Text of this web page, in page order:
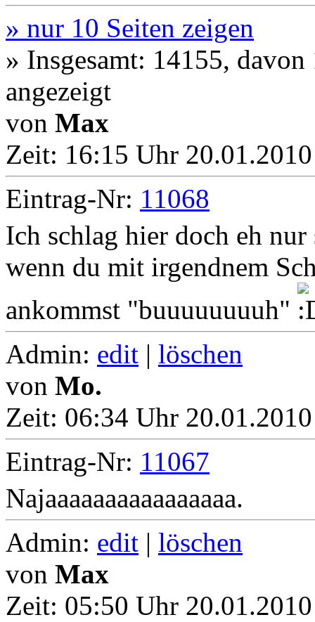
» nur 10 Seiten zeigen
» Insgesamt: 14155,
angezeigt
von Max
Zeit: 16:15 Uhr
Eintrag-Nr: 11068
Ich schlag hier doch eh
wenn du mit irgendnem
ankommst "buuuuuuuuh"
Admin: edit | löschen
von Mo.
Zeit: 06:34 Uhr
Eintrag-Nr: 11067
Najaaaaaaaaaaaaaaaa.
Admin: edit | löschen
von Max
Zeit: 05:50 Uhr